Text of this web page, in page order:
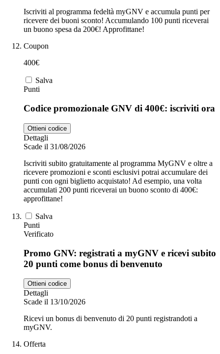
Iscriviti al programma fedeltà myGNV e accumula punti per
ricevere dei buoni sconto! Accumulando 100 punti riceverai
un buono spesa da 200€! Approfittane!
Coupon
400€
Salva
Punti
Codice promozionale GNV di 400€: iscriviti ora
Ottieni codice
Dettagli
Scade il 31/08/2026
Iscriviti subito gratuitamente al programma MyGNV e oltre a
ricevere promozioni e sconti esclusivi potrai accumulare dei
punti con ogni biglietto acquistato! Ad esempio, una volta
accumulati 200 punti riceverai un buono sconto di 400€:
approfittane!
Salva
Punti
Verificato
Promo GNV: registrati a myGNV e ricevi subito
20 punti come bonus di benvenuto
Ottieni codice
Dettagli
Scade il 13/10/2026
Ricevi un bonus di benvenuto di 20 punti registrandoti a
myGNV.
Offerta